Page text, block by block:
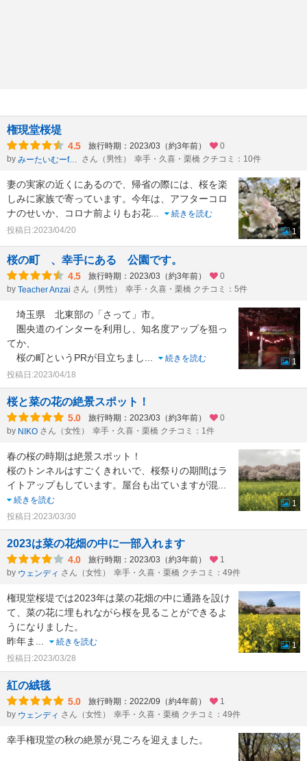
権現堂桜堤
4.5 旅行時期：2023/03（約3年前）
0
by
みーたいむーformひかのすけ さん（男性） 幸手・久喜・栗橋 クチコミ：10件
妻の実家の近くにあるので、帰省の際には、桜を楽
しみに家族で寄っています。今年は、アフターコロ
ナのせいか、コロナ前よりもお花
続きを読む
投稿日:2023/04/20
1
桜の町 、幸手にある 公園です。
4.5 旅行時期：2023/03（約3年前）
0
by Teacher Anzai さん（男性） 幸手・久喜・栗橋 クチコミ：5件
埼玉県 北東部の「さって」市。
圏央道のインターを利用し、知名度アップを狙っ
てか、
桜の町というPRが目立ちまし
続きを読む
投稿日:2023/04/18
1
桜と菜の花の絶景スポット！
5.0 旅行時期：2023/03（約3年前）
0
by NIKO さん（女性） 幸手・久喜・栗橋 クチコミ：1件
春の桜の時期は絶景スポット！
桜のトンネルはすごくきれいで、桜祭りの期間はラ
イトアップもしています。屋台も出ていますが混
続きを読む
投稿日:2023/03/30
1
2023は菜の花畑の中に一部入れます
4.0 旅行時期：2023/03（約3年前）
1
by ウェンディ さん（女性） 幸手・久喜・栗橋 クチコミ：49件
権現堂桜堤では2023年は菜の花畑の中に通路を設け
て、菜の花に埋もれながら桜を見ることができるよ
うになりました。
昨年ま
続きを読む
投稿日:2023/03/28
1
紅の絨毯
5.0 旅行時期：2022/09（約4年前）
1
by ウェンディ さん（女性） 幸手・久喜・栗橋 クチコミ：49件
幸手権現堂の秋の絶景が見ごろを迎えました。